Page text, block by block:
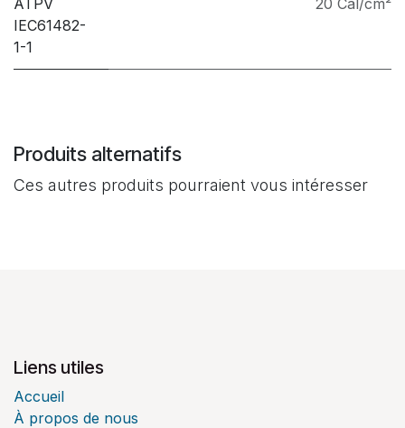
IEC61482-
1-1
Produits alternatifs
Ces autres produits pourraient vous intéresser
Liens utiles
Accueil
À propos de nous